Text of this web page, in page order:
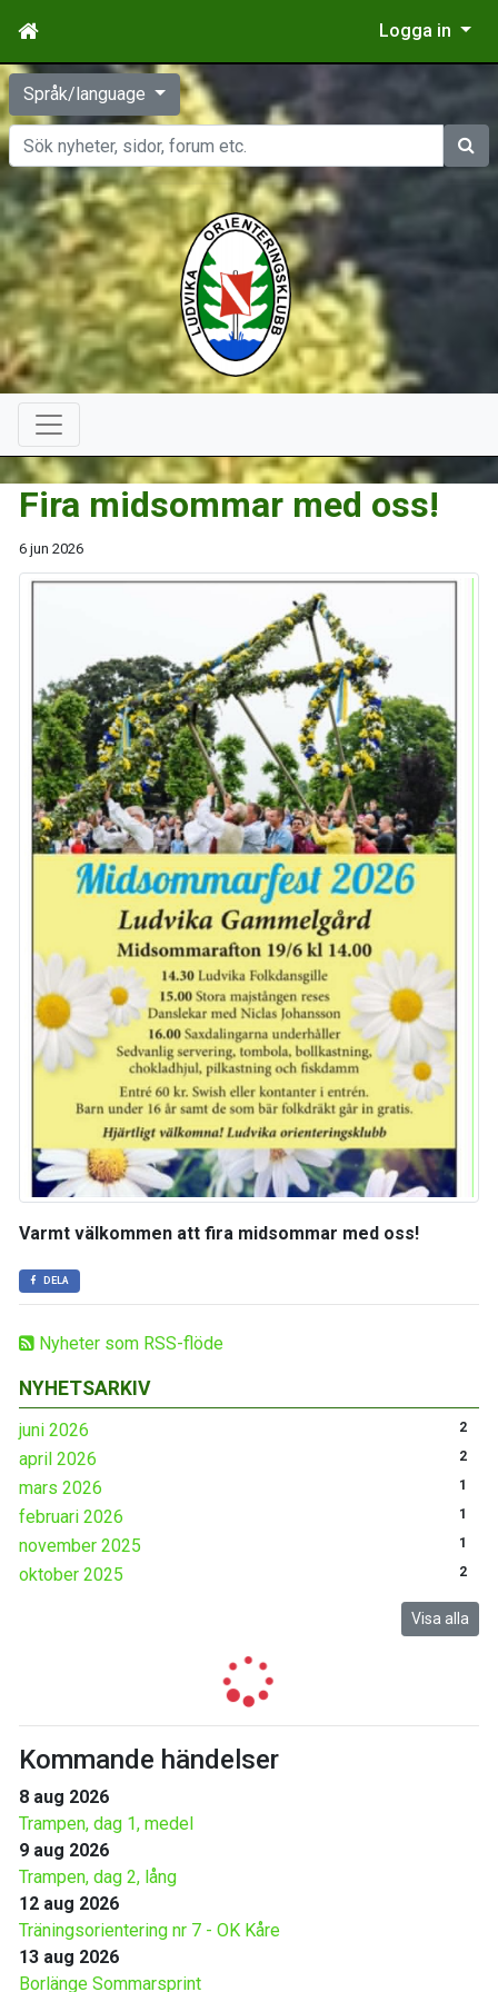
Logga in
Språk/language
Sök
Nyheter som RSS-flöde
NYHETSARKIV
juni 2026 2
april 2026 2
mars 2026 1
februari 2026 1
november 2025 1
oktober 2025 2
Visa alla
Kommande händelser
8 aug 2026
Trampen, dag 1, medel
9 aug 2026
Trampen, dag 2, lång
12 aug 2026
Träningsorientering nr 7 - OK Kåre
13 aug 2026
Borlänge Sommarsprint
Fira midsommar med oss!
6 jun 2026
Varmt välkommen att fira midsommar med oss!
DELA